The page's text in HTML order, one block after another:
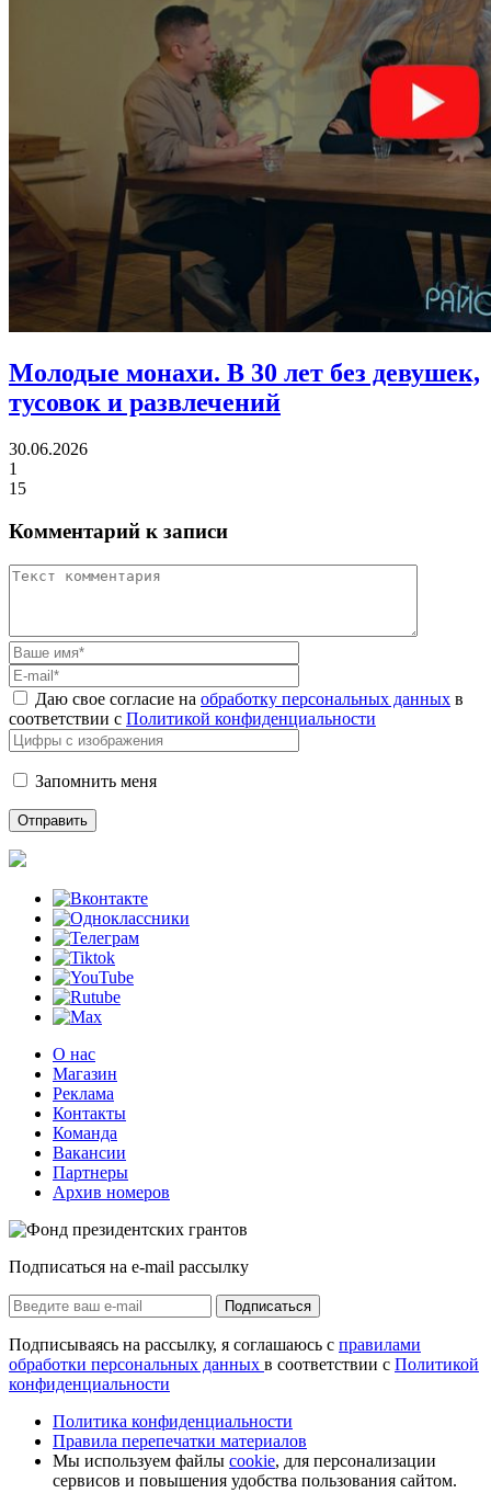
Молодые монахи. В 30 лет без девушек,
тусовок и развлечений
30.06.2026
1
15
Комментарий к записи
Даю свое согласие на обработку персональных данных в
соответствии с Политикой конфиденциальности
Запомнить меня
О нас
Магазин
Реклама
Контакты
Команда
Вакансии
Партнеры
Архив номеров
Подписаться на e-mail рассылку
Подписаться
Подписываясь на рассылку, я соглашаюсь с правилами
обработки персональных данных в соответствии с Политикой
конфиденциальности
Политика конфиденциальности
Правила перепечатки материалов
Мы используем файлы cookie, для персонализации
сервисов и повышения удобства пользования сайтом.